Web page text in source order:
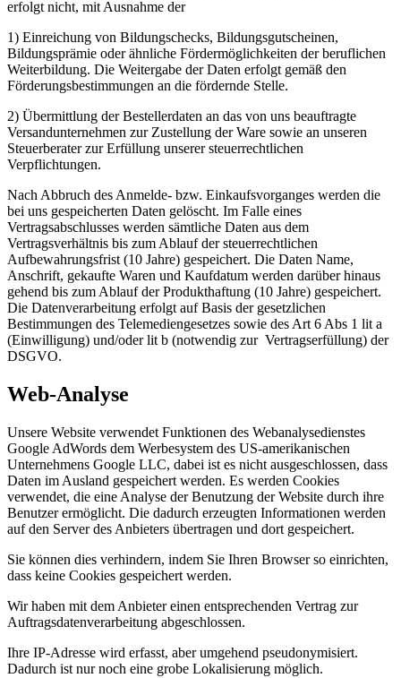
erfolgt nicht, mit Ausnahme der
1) Einreichung von Bildungschecks, Bildungsgutscheinen,
Bildungsprämie oder ähnliche Fördermöglichkeiten der beruflichen
Weiterbildung. Die Weitergabe der Daten erfolgt gemäß den
Förderungsbestimmungen an die fördernde Stelle.
2) Übermittlung der Bestellerdaten an das von uns beauftragte
Versandunternehmen zur Zustellung der Ware sowie an unseren
Steuerberater zur Erfüllung unserer steuerrechtlichen
Verpflichtungen.
Nach Abbruch des Anmelde‐ bzw. Einkaufsvorganges werden die
bei uns gespeicherten Daten gelöscht. Im Falle eines
Vertragsabschlusses werden sämtliche Daten aus dem
Vertragsverhältnis bis zum Ablauf der steuerrechtlichen
Aufbewahrungsfrist (10 Jahre) gespeichert. Die Daten Name,
Anschrift, gekaufte Waren und Kaufdatum werden darüber hinaus
gehend bis zum Ablauf der Produkthaftung (10 Jahre) gespeichert.
Die Datenverarbeitung erfolgt auf Basis der gesetzlichen
Bestimmungen des Telemediengesetzes sowie des Art 6 Abs 1 lit a
(Einwilligung) und/oder lit b (notwendig zur Vertragserfüllung) der
DSGVO.
Web‐Analyse
Unsere Website verwendet Funktionen des Webanalysedienstes
Google AdWords dem Werbesystem des US‐amerikanischen
Unternehmens Google LLC, dabei ist es nicht ausgeschlossen, dass
Daten im Ausland gespeichert werden. Es werden Cookies
verwendet, die eine Analyse der Benutzung der Website durch ihre
Benutzer ermöglicht. Die dadurch erzeugten Informationen werden
auf den Server des Anbieters übertragen und dort gespeichert.
Sie können dies verhindern, indem Sie Ihren Browser so einrichten,
dass keine Cookies gespeichert werden.
Wir haben mit dem Anbieter einen entsprechenden Vertrag zur
Auftragsdatenverarbeitung abgeschlossen.
Ihre IP‐Adresse wird erfasst, aber umgehend pseudonymisiert.
Dadurch ist nur noch eine grobe Lokalisierung möglich.